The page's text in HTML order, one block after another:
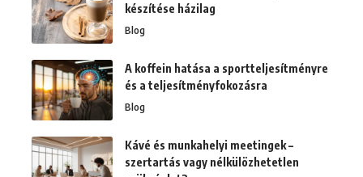
készítése házilag
Blog
A koffein hatása a sportteljesítményre
és a teljesítményfokozásra
Blog
Kávé és munkahelyi meetingek –
szertartás vagy nélkülözhetetlen